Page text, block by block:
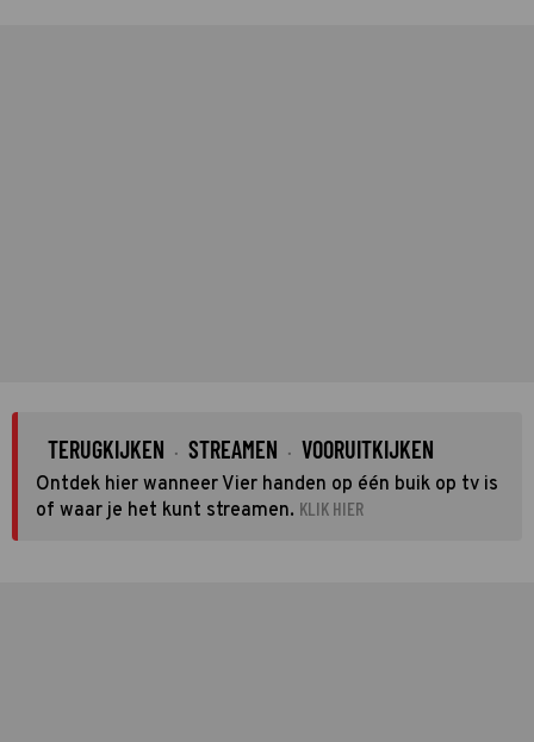
TERUGKIJKEN · STREAMEN · VOORUITKIJKEN
Ontdek hier wanneer Vier handen op één buik op tv is
of waar je het kunt streamen. KLIK HIER